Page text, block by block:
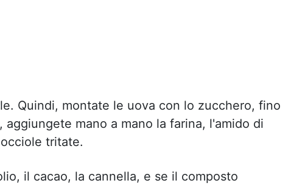
Quindi, montate le uova con lo zucchero, fino
mano a mano la farina, l'amido di
tritate.
il cacao, la cannella, e se il composto